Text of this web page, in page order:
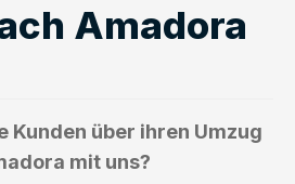
Amadora
Kunden über ihren Umzug
mit uns?